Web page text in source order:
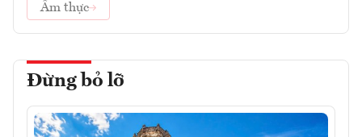
Ẩm thực
Đừng bỏ lỡ